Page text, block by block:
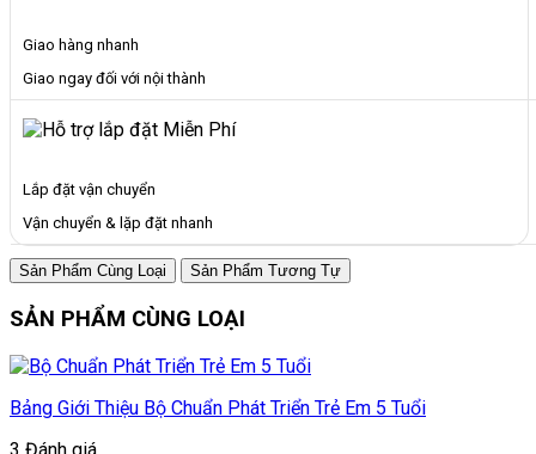
Giao hàng nhanh
Giao ngay đối với nội thành
Lắp đặt vận chuyển
Vận chuyển & lặp đặt nhanh
Sản Phẩm Cùng Loại Sản Phẩm Tương Tự
SẢN PHẨM CÙNG LOẠI
Bảng Giới Thiệu Bộ Chuẩn Phát Triển Trẻ Em 5 Tuổi